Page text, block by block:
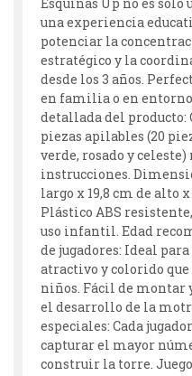
una experiencia
potenciar la
estratégico y la
desde los 3 años.
en familia o en
detallada del producto:
piezas apilables (20
verde, rosado y celeste)
instrucciones.
largo x 19,8 cm de alto
Plástico ABS
uso infantil. Edad
de jugadores: Ideal para
atractivo y colorido
niños. Fácil de montar
el desarrollo de la
especiales: Cada
capturar el mayor
construir la torre.